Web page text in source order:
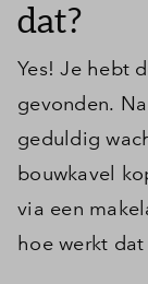
dat?
Yes! Je hebt
gevonden.
geduldig
bouwkavel
via een
hoe werkt